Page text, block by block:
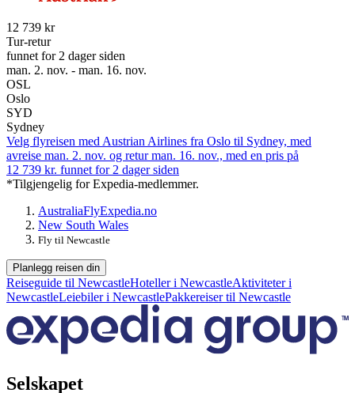
12 739 kr
Tur-retur
funnet for 2 dager siden
man. 2. nov. - man. 16. nov.
OSL
Oslo
SYD
Sydney
Velg flyreisen med Austrian Airlines fra Oslo til Sydney, med
avreise man. 2. nov. og retur man. 16. nov., med en pris på
12 739 kr. funnet for 2 dager siden
*Tilgjengelig for Expedia-medlemmer.
AustraliaFlyExpedia.no
New South Wales
Fly til Newcastle
Planlegg reisen din
Reiseguide til NewcastleHoteller i NewcastleAktiviteter i
NewcastleLeiebiler i NewcastlePakkereiser til Newcastle
Selskapet